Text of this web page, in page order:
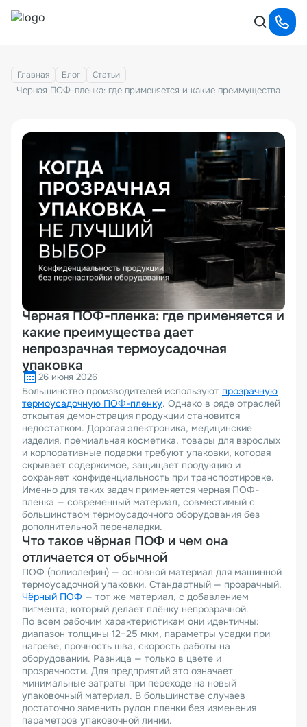
Главная Блог Статьи
Черная ПОФ-пленка: где применяется и какие преимущества дает непрозрачная термоусадочная упаковка
Черная ПОФ-пленка: где применяется и
какие преимущества дает
непрозрачная термоусадочная
упаковка
26 июня 2026
Большинство производителей используют прозрачную
термоусадочную ПОФ-пленку. Однако в ряде отраслей
открытая демонстрация продукции становится
недостатком. Дорогая электроника, медицинские
изделия, премиальная косметика, товары для взрослых
и корпоративные подарки требуют упаковки, которая
скрывает содержимое, защищает продукцию и
сохраняет конфиденциальность при транспортировке.
Именно для таких задач применяется черная ПОФ-
пленка — современный материал, совместимый с
большинством термоусадочного оборудования без
дополнительной переналадки.
Что такое чёрная ПОФ и чем она
отличается от обычной
ПОФ (полиолефин) — основной материал для машинной
термоусадочной упаковки. Стандартный — прозрачный.
Чёрный ПОФ — тот же материал, с добавлением
пигмента, который делает плёнку непрозрачной.
По всем рабочим характеристикам они идентичны:
диапазон толщины 12–25 мкм, параметры усадки при
нагреве, прочность шва, скорость работы на
оборудовании. Разница — только в цвете и
прозрачности. Для предприятий это означает
минимальные затраты при переходе на новый
упаковочный материал. В большинстве случаев
достаточно заменить рулон пленки без изменения
параметров упаковочной линии.